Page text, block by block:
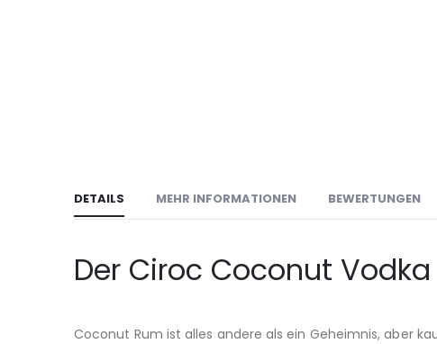
DETAILS
Der Ciroc Coconut Vodka
Coconut Rum ist alles andere als ein Geheimnis, aber
MEHR INFORMATIONEN BEWERTUNGEN